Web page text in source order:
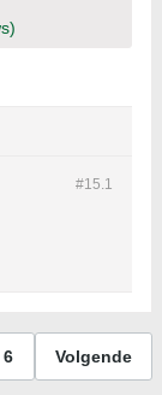
#15.1
6 Volgende